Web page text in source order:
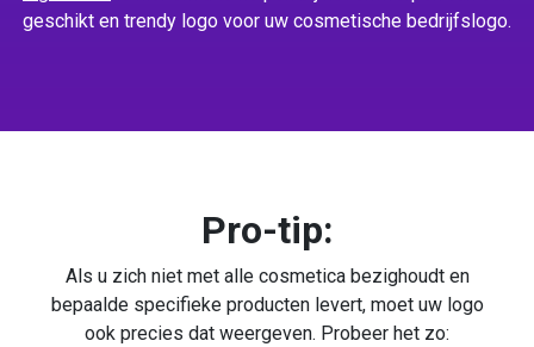
geschikt en trendy logo voor uw cosmetische bedrijfslogo.
Pro-tip:
Als u zich niet met alle cosmetica bezighoudt en
bepaalde specifieke producten levert, moet uw logo
ook precies dat weergeven. Probeer het zo: